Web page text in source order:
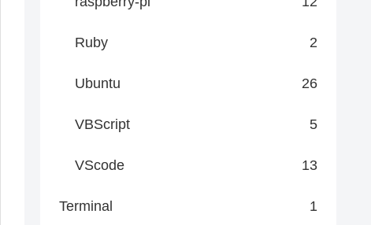
Ruby 2
Ubuntu 26
VBScript 5
VScode 13
Terminal 1